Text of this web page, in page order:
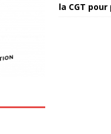
la CGT